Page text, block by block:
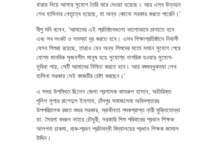
ধারায় নিয়ে আসার সুযোগ তৈরি করে দেওয়া হয়েছে। আর এসব উন্নয়ন
শেখ হাসিনার নেতৃত্বে হয়েছে, যা অন্য কোনো সরকার করতে পারেনি।’
দীপু মনি বলেন, ‘আমাদের এই প্রতিষ্ঠানগুলো ভালোভাবে চালাতে হবে
এবং সব সংকট ও সমস্যা দূর করতে হবে। এসব শিক্ষাপ্রতিষ্ঠানে নিবাসী
যেসব শিশুরা রয়েছে, তারাও যেন অন্য শিশুদের মতো সমান সুযোগ পেয়ে
যোগ্য মানবিক সৃজনশীল মানুষ হয়ে সুযোগ্য নাগরিক হওয়ার সুযোগ-
সুবিধা পায়, সেটি আমাদের নিশ্চিত করতে হবে। আর বঙ্গবন্ধুকন্যা শেখ
হাসিনা সরকার সেই কাজটির চেষ্টা করছেন।’
এ সময় উপস্থিত ছিলেন জেলা প্রশাসক কামরুল হাসান, অতিরিক্ত
পুলিশ সুপার রাশেদুল ইসলাম, চাঁদপুর সমাজসেবা অধিদপ্তরের
উপপরিচালক রজত শুভ্র সরকার, স্বাধীনতা পদকপ্রাপ্ত নারী মুক্তিযোদ্ধা
ডা. সৈয়দা বদরুন নাহার চৌধুরী, সরকারি শিশু পরিবারের প্রধান শিক্ষক
আলপনা চাকমা, বাক-শ্রবণ প্রতিবন্ধী বিদ্যালয়ের প্রধান শিক্ষক জামাল
উদ্দিন।